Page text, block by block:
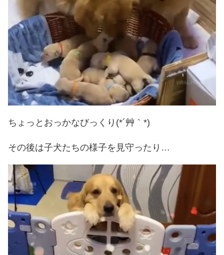
ちょっとおっかなびっくり(*´艸｀*)
その後は子犬たちの様子を見守ったり…